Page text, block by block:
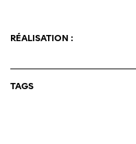
RÉALISATION :
TAGS